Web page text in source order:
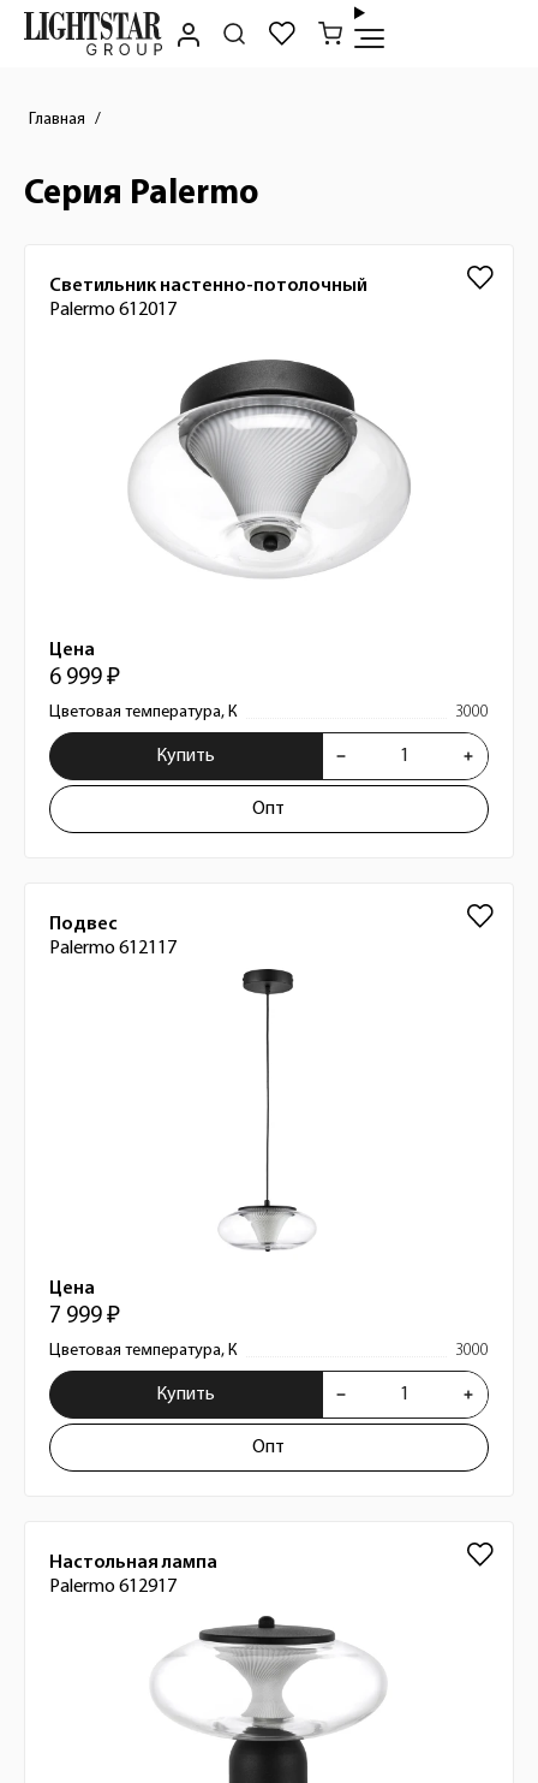
Главная
Серия Palermo
Светильник настенно-потолочный
Palermo 612017
Цена
6 999 ₽
Цветовая температура, К 3000
Купить
Опт
Подвес
Palermo 612117
Цена
7 999 ₽
Цветовая температура, К 3000
Купить
Опт
Настольная лампа
Palermo 612917